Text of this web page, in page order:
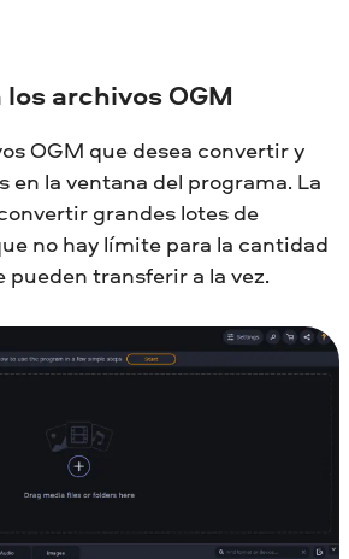
archivos OGM
OGM que desea convertir y
en la ventana del programa. La
grandes lotes de
no hay límite para la cantidad
pueden transferir a la vez.